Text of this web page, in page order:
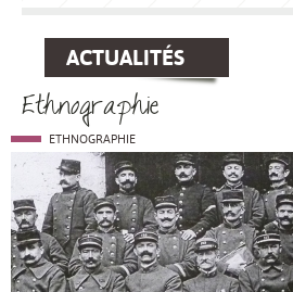
ACTUALITÉS
Ethnographie
Catégorie
principale
ETHNOGRAPHIE
Visuel
actualités